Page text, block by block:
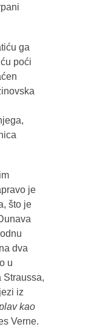
ga
poći
je
što je
dva
u
Straussa,
iz
kao
Verne.